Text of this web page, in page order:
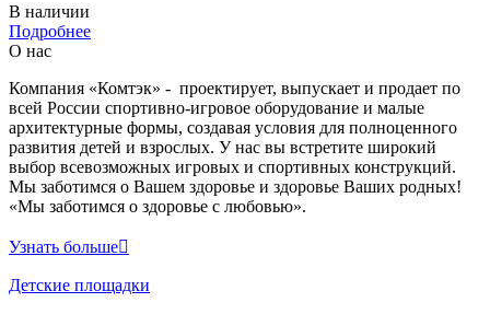
В наличии
Подробнее
О нас
Компания «Комтэк» - проектирует, выпускает и продает по
всей России спортивно-игровое оборудование и малые
архитектурные формы, создавая условия для полноценного
развития детей и взрослых. У нас вы встретите широкий
выбор всевозможных игровых и спортивных конструкций.
Мы заботимся о Вашем здоровье и здоровье Ваших родных!
«Мы заботимся о здоровье с любовью».
Узнать больше
Детские площадки